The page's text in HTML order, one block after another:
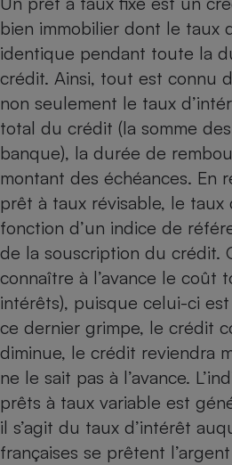
bien immobilier dont le taux
identique pendant toute la
crédit. Ainsi, tout est connu
non seulement le taux
total du crédit (la somme
banque), la durée de
montant des échéances. En
prêt à taux révisable, le taux
fonction d’un indice de
de la souscription du crédit.
connaître à l’avance le coût
intérêts), puisque celui-ci
ce dernier grimpe, le crédit
diminue, le crédit reviendra
ne le sait pas à l’avance.
prêts à taux variable est
il s’agit du taux d’intérêt
françaises se prêtent